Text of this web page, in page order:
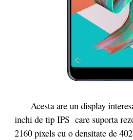
Acesta are un display
inchi de tip IPS care suporta
2160 pixels cu o densitate de